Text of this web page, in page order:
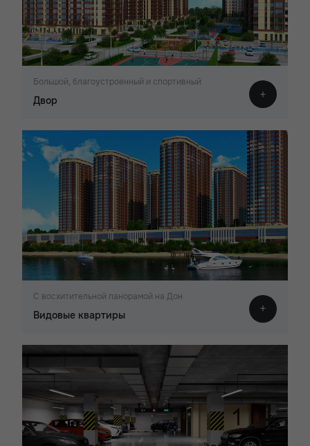
Большой, благоустроенный и спортивный
Двор
С восхитительной панорамой на Дон
Видовые квартиры